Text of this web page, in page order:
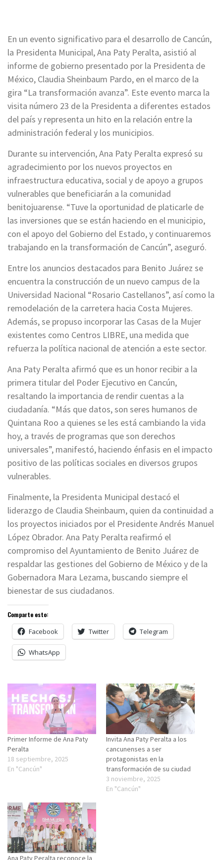
En un evento significativo para el desarrollo de Cancún,
la Presidenta Municipal, Ana Paty Peralta, asistió al
informe de gobierno presentado por la Presidenta de
México, Claudia Sheinbaum Pardo, en el marco de la
gira “La transformación avanza”. Este evento marca la
visita número 23 de la Presidenta a diferentes estados
del país y representa un hito en la relación entre la
administración federal y los municipios.
Durante su intervención, Ana Paty Peralta expresó su
agradecimiento por los nuevos proyectos en
infraestructura educativa, social y de apoyo a grupos
vulnerables que beneficiarán a la comunidad
benitojuarense. “Tuve la oportunidad de platicarle de
las inversiones que se están haciendo en el municipio,
con el apoyo del Gobierno del Estado, y continuaremos
trabajando en la transformación de Cancún”, aseguró.
Entre los anuncios destacados para Benito Juárez se
encuentra la construcción de un nuevo campus de la
Universidad Nacional “Rosario Castellanos”, así como la
remodelación de la carretera hacia Costa Mujeres.
Además, se propuso incorporar las Casas de la Mujer
existentes como Centros LIBRE, una medida que
refuerza la política nacional de atención a este sector.
Ana Paty Peralta afirmó que es un honor recibir a la
primera titular del Poder Ejecutivo en Cancún,
resaltando la importancia de rendir cuentas a la
ciudadanía. “Más que datos, son seres humanos de
Quintana Roo a quienes se les está cambiando la vida
hoy, a través de programas que son derechos
universales”, manifestó, haciendo énfasis en el impacto
positivo de las políticas sociales en diversos grupos
vulnerables.
Finalmente, la Presidenta Municipal destacó el
liderazgo de Claudia Sheinbaum, quien da continuidad a
los proyectos iniciados por el Presidente Andrés Manuel
López Obrador. Ana Paty Peralta reafirmó el
compromiso del Ayuntamiento de Benito Juárez de
respaldar las gestiones del Gobierno de México y de la
Gobernadora Mara Lezama, buscando siempre el
bienestar de sus ciudadanos.
Comparte esto:
Facebook Twitter Telegram
WhatsApp
Primer Informe de Ana Paty
Peralta
18 septiembre, 2025
En "Cancún"
Invita Ana Paty Peralta a los
cancunenses a ser
protagonistas en la
transformación de su ciudad
3 noviembre, 2025
En "Cancún"
Ana Paty Peralta reconoce la